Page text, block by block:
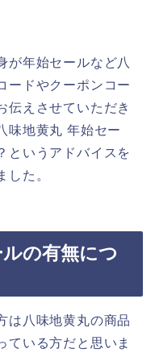
が年始セールなど八
ードやクーポンコー
伝えさせていただき
味地黄丸 年始セー
というアドバイスを
した。
の有無につ
は八味地黄丸の商品
ている方だと思いま